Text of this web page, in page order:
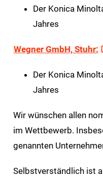
Der Konica
Jahres
Wegner GmbH, Stuhr:
Der Konica
Jahres
Wir wünschen allen
im Wettbewerb.
genannten
Selbstverständlich ist